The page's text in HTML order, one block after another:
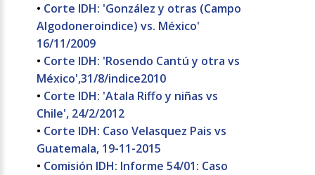
• Corte IDH: 'González y otras (Campo
Algodoneroindice) vs. México'
16/11/2009
• Corte IDH: 'Rosendo Cantú y otra vs
México',31/8/indice2010
• Corte IDH: 'Atala Riffo y niñas vs
Chile', 24/2/2012
• Corte IDH: Caso Velasquez Pais vs
Guatemala, 19-11-2015
• Comisión IDH: Informe 54/01: Caso